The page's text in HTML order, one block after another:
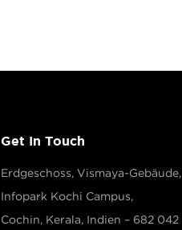
Get In Touch
Erdgeschoss, Vismaya-Gebäude,
Infopark Kochi Campus,
Cochin, Kerala, Indien – 682 042